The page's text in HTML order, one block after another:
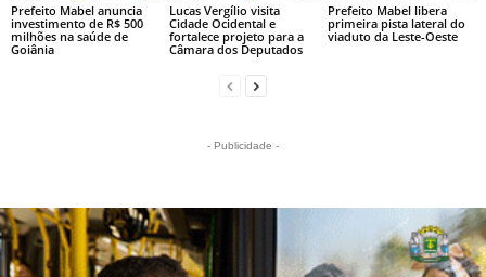
Prefeito Mabel anuncia
investimento de R$ 500
milhões na saúde de
Goiânia
Lucas Vergílio visita
Cidade Ocidental e
fortalece projeto para a
Câmara dos Deputados
Prefeito Mabel libera
primeira pista lateral do
viaduto da Leste-Oeste
- Publicidade -